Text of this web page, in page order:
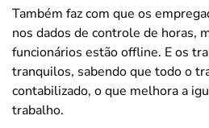
Também faz com que os
nos dados de controle de horas,
funcionários estão offline. E os
tranquilos, sabendo que todo o
contabilizado, o que melhora a
trabalho.